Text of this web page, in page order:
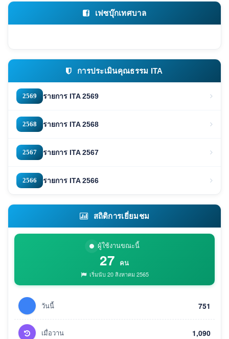
เฟซบุ๊กเทศบาล
การประเมินคุณธรรม ITA
2569 รายการ ITA 2569
2568 รายการ ITA 2568
2567 รายการ ITA 2567
2566 รายการ ITA 2566
สถิติการเยี่ยมชม
ผู้ใช้งานขณะนี้
27 คน
เริ่มนับ 20 สิงหาคม 2565
วันนี้ 751
เมื่อวาน 1,090